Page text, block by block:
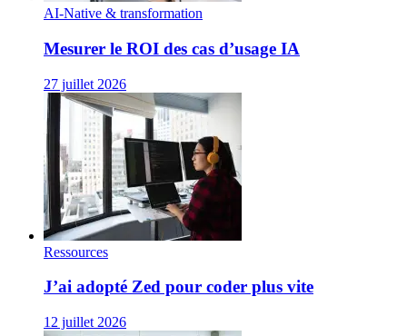
AI-Native & transformation
Mesurer le ROI des cas d’usage IA
27 juillet 2026
Ressources
J’ai adopté Zed pour coder plus vite
12 juillet 2026